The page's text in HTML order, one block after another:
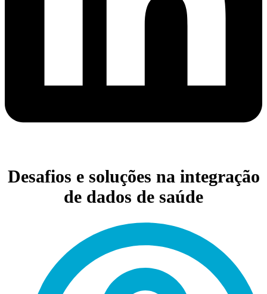
Desafios e soluções na integração
de dados de saúde